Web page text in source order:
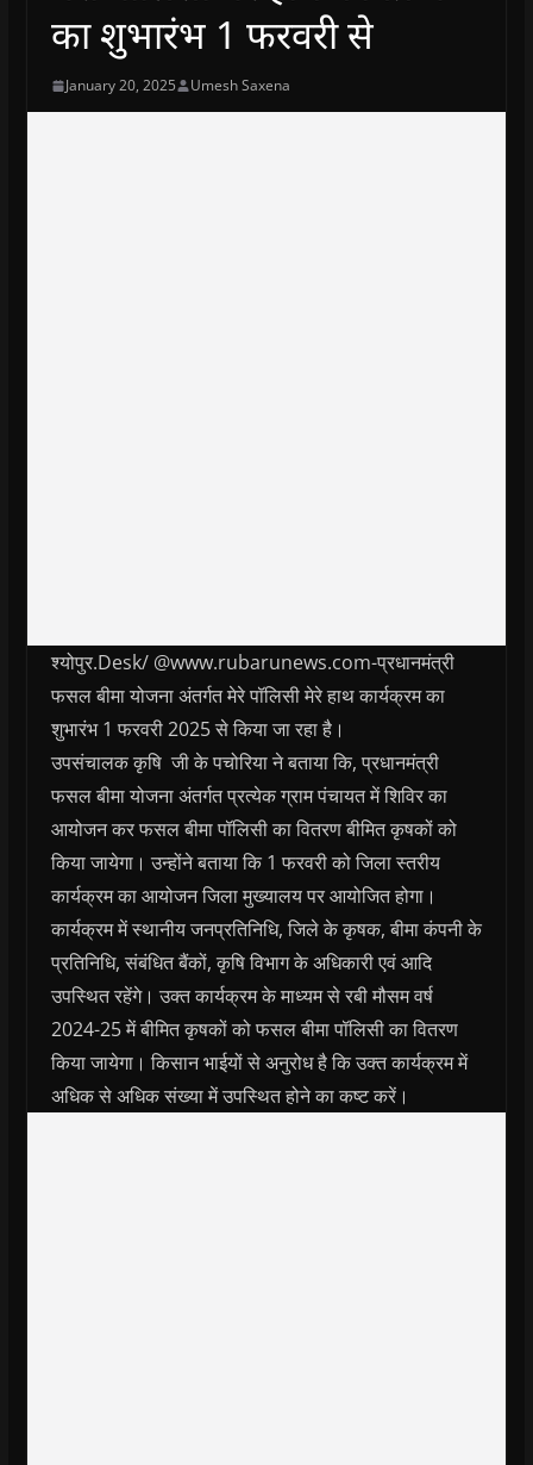
का शुभारंभ 1 फरवरी से
January 20, 2025 Umesh Saxena
श्योपुर.Desk/ @www.rubarunews.com-प्रधानमंत्री
फसल बीमा योजना अंतर्गत मेरे पॉलिसी मेरे हाथ कार्यक्रम का
शुभारंभ 1 फरवरी 2025 से किया जा रहा है।
उपसंचालक कृषि जी के पचोरिया ने बताया कि, प्रधानमंत्री
फसल बीमा योजना अंतर्गत प्रत्येक ग्राम पंचायत में शिविर का
आयोजन कर फसल बीमा पॉलिसी का वितरण बीमित कृषकों को
किया जायेगा। उन्होंने बताया कि 1 फरवरी को जिला स्तरीय
कार्यक्रम का आयोजन जिला मुख्यालय पर आयोजित होगा।
कार्यक्रम में स्थानीय जनप्रतिनिधि, जिले के कृषक, बीमा कंपनी के
प्रतिनिधि, संबंधित बैंकों, कृषि विभाग के अधिकारी एवं आदि
उपस्थित रहेंगे। उक्त कार्यक्रम के माध्यम से रबी मौसम वर्ष
2024-25 में बीमित कृषकों को फसल बीमा पॉलिसी का वितरण
किया जायेगा। किसान भाईयों से अनुरोध है कि उक्त कार्यक्रम में
अधिक से अधिक संख्या में उपस्थित होने का कष्ट करें।